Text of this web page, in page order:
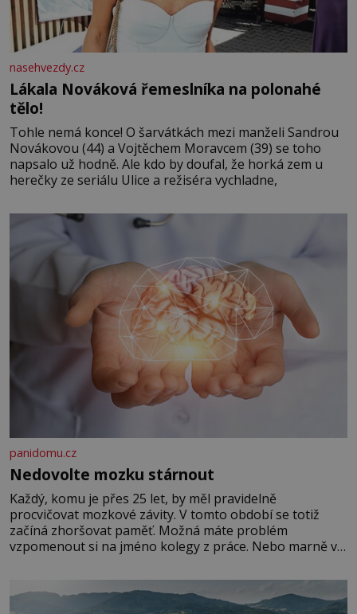
nasehvezdy.cz
Lákala Nováková řemeslníka na polonahé
tělo!
Tohle nemá konce! O šarvátkách mezi manželi Sandrou
Novákovou (44) a Vojtěchem Moravcem (39) se toho
napsalo už hodně. Ale kdo by doufal, že horká zem u
herečky ze seriálu Ulice a režiséra vychladne,
panidomu.cz
Nedovolte mozku stárnout
Každý, komu je přes 25 let, by měl pravidelně
procvičovat mozkové závity. V tomto období se totiž
začíná zhoršovat paměť. Možná máte problém
vzpomenout si na jméno kolegy z práce. Nebo marně v
Je to opravdu tak, s věkem jako kdyby se paměť
rozhodla stávkovat. Cvičte